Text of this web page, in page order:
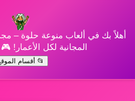
أهلاً بك في ألعاب منوعة حلوة –
المجانية لكل الأعمار!
📂 أقسام